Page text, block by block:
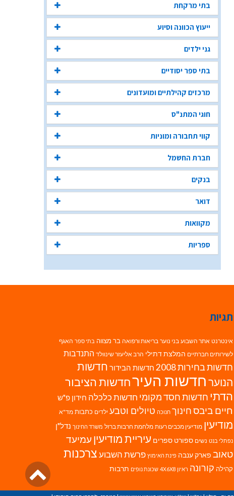
בתי מרקחת
ייעוץ הכוונה וסיוע
גני ילדים
בתי ספר יסודיים
מרכזים קהילתיים ומועדונים
חוגי המתנ"ס
קווי תחבורה ומוניות
חברת החשמל
בנקים
דואר
מקוואות
ספריות
תגיות
אינטרנט אתר השבוע בני נוער בריאות ורפואה בר מצווה בתי ספר האגף
לשירותים חברתיים המלצת דתילי הרב אליעזר שינוולד התנדבות
חדשות בחירות 2008 חדשות הבידור חדשות
הנוערחדשות העירחדשות הציבור
הדתי חדשות חסד מקומי חדשות כלכלה חידון פ"ש
חיים ביבסחינוך חנוכה טיולים וטבע ילדים כתבות מד"א
מודיעין מודיעין מכבים רעות מלחמת חרבות ברזל משרד החינוך נדל"ן
נפתלי בנט נשים ספורט ספרים עיריית מודיעין עמיעד
טאוב פארק ענבה פינת האימוץ פרשת השבועצרכנות
קהילה קורונה ראיון 4X6X8 שכונת נופים תרבות